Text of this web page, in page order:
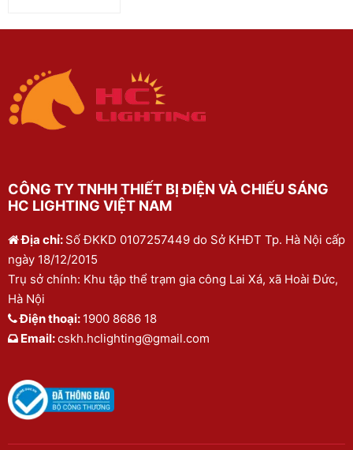
CÔNG TY TNHH THIẾT BỊ ĐIỆN VÀ CHIẾU SÁNG
HC LIGHTING VIỆT NAM
Địa chỉ: Số ĐKKD 0107257449 do Sở KHĐT Tp. Hà Nội cấp
ngày 18/12/2015
Trụ sở chính: Khu tập thể trạm gia công Lai Xá, xã Hoài Đức,
Hà Nội
Điện thoại: 1900 8686 18
Email:cskh.hclighting@gmail.com